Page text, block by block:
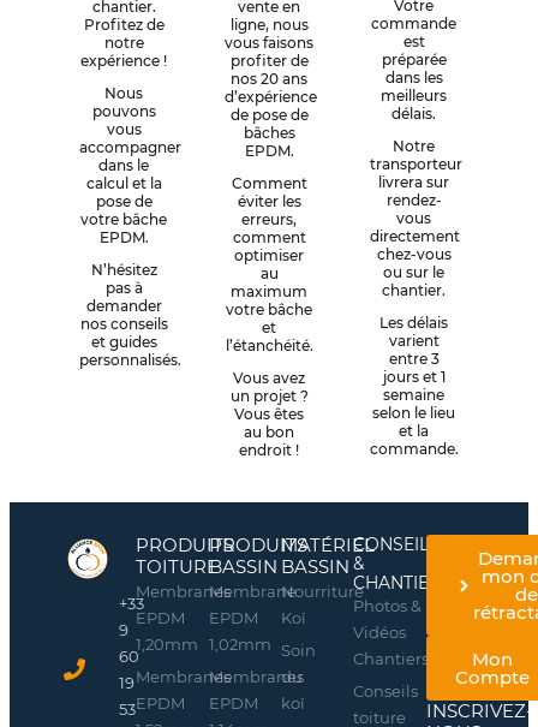
chantier.
Profitez de
notre
expérience !
Nous
pouvons
vous
accompagner
dans le
calcul et la
pose de
votre bâche
EPDM.
N’hésitez
pas à
demander
nos conseils
et guides
personnalisés.
vente en
ligne, nous
vous faisons
profiter de
nos 20 ans
d’expérience
de pose de
bâches
EPDM.
Comment
éviter les
erreurs,
comment
optimiser
au
maximum
votre bâche
et
l’étanchéité.
Vous avez
un projet ?
Vous êtes
au bon
endroit !
Votre
commande
est
préparée
dans les
meilleurs
délais.
Notre
transporteur
livrera sur
rendez-
vous
directement
chez-vous
ou sur le
chantier.
Les délais
varient
entre 3
jours et 1
semaine
selon le lieu
et la
commande.
+33
9
60
19
53
PRODUITS
TOITURE
Membranes
EPDM
1,20mm
Membranes
EPDM
PRODUITS
BASSIN
Membrane
EPDM
1,02mm
Membranes
EPDM
MATÉRIEL
BASSIN
Nourriture
Koï
Soin
du
koï
CONSEILS
&
CHANTIERS
Photos &
Vidéos
Chantiers
Conseils
toiture
mon
de
Mon
Compte
INSCRIVEZ-